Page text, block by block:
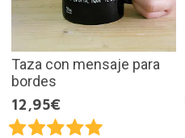
Taza con mensaje para
bordes
12,95€